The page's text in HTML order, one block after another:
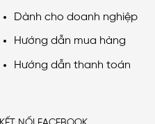
Dành cho doanh nghiệp
Hướng dẫn mua hàng
Hướng dẫn thanh toán